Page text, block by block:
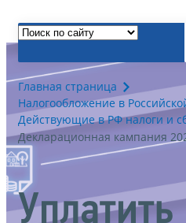
Главная страница
Налогообложение в
Действующие в РФ налоги и
Декларационная кампания